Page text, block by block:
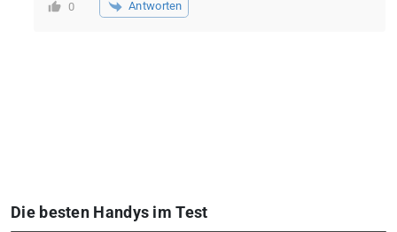
0 Antworten
Die besten Handys im Test